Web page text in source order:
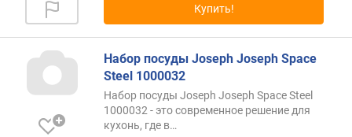
е
ы
х
к
д
Купить!
Набор посуды Joseph Joseph Space
Steel 1000032
Набор посуды Joseph Joseph Space Steel
1000032 - это современное решение для
кухонь, где в…